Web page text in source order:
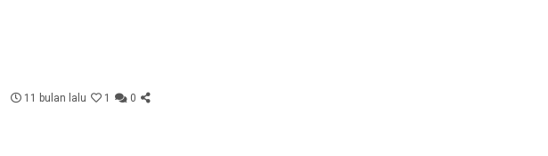
11 bulan lalu 1 0